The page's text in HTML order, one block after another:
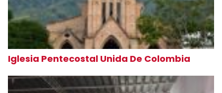
Iglesia Pentecostal Unida De Colombia